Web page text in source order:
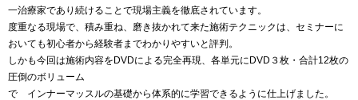
一治療家であり続けることで現場主義を徹底されています。
度重なる現場で、積み重ね、磨き抜かれて来た施術テクニックは、セミナーに
おいても初心者から経験者までわかりやすいと評判。
しかも今回は施術内容をDVDによる完全再現、各単元にDVD３枚・合計12枚の
圧倒のボリューム
で インナーマッスルの基礎から体系的に学習できるように仕上げました。